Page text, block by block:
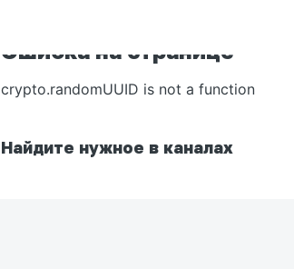
Ошибка на странице
crypto.randomUUID is not a function
Найдите нужное в каналах